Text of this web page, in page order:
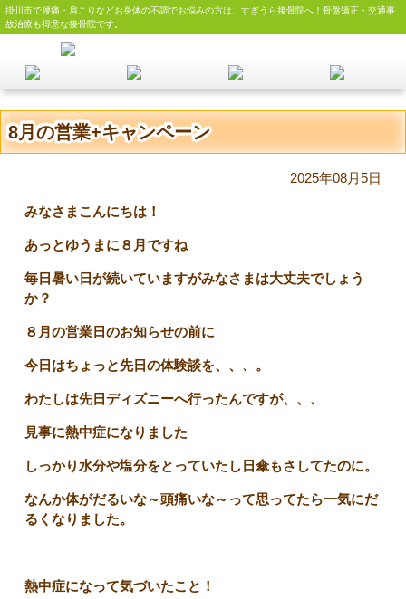
掛川市で腰痛・肩こりなどお身体の不調でお悩みの方は、すぎうら接骨院へ！骨盤矯正・交通事
故治療も得意な接骨院です。
8月の営業+キャンペーン
2025年08月5日
みなさまこんにちは！
あっとゆうまに８月ですね
毎日暑い日が続いていますがみなさまは大丈夫でしょう
か？
８月の営業日のお知らせの前に
今日はちょっと先日の体験談を、、、。
わたしは先日ディズニーへ行ったんですが、、、
見事に熱中症になりました
しっかり水分や塩分をとっていたし日傘もさしてたのに。
なんか体がだるいな～頭痛いな～って思ってたら一気にだ
るくなりました。
熱中症になって気づいたこと！